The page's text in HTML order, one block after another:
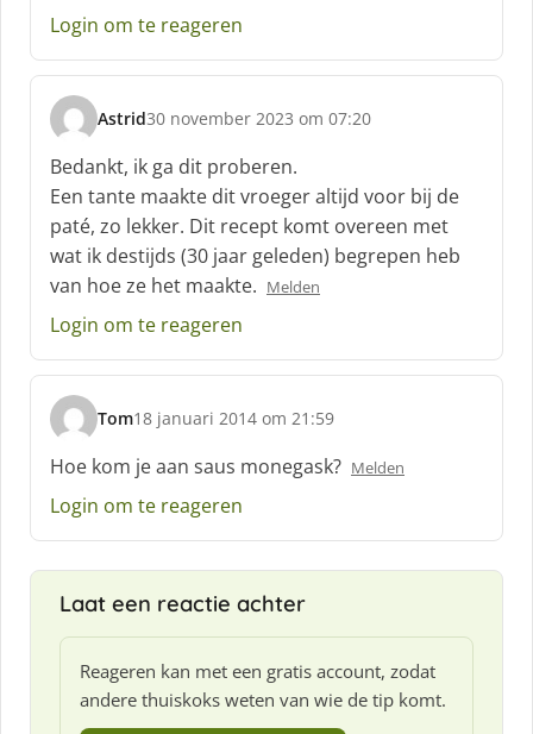
Login om te reageren
Astrid
s
c
h
r
e
e
f
30 november 2023 om 07:20
Bedankt, ik ga dit proberen.
Een tante maakte dit vroeger altijd voor bij de
paté, zo lekker. Dit recept komt overeen met
wat ik destijds (30 jaar geleden) begrepen heb
van hoe ze het maakte. Melden
Login om te reageren
Tom
s
c
h
r
18 januari 2014 om 21:59
Hoe kom je aan saus monegask? Melden
Login om te reageren
Laat een reactie achter
Reageren kan met een gratis account, zodat
andere thuiskoks weten van wie de tip komt.